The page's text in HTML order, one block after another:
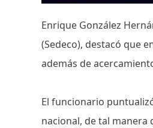
Enrique González
(Sedeco), destacó que
además de
El funcionario
nacional, de tal manera